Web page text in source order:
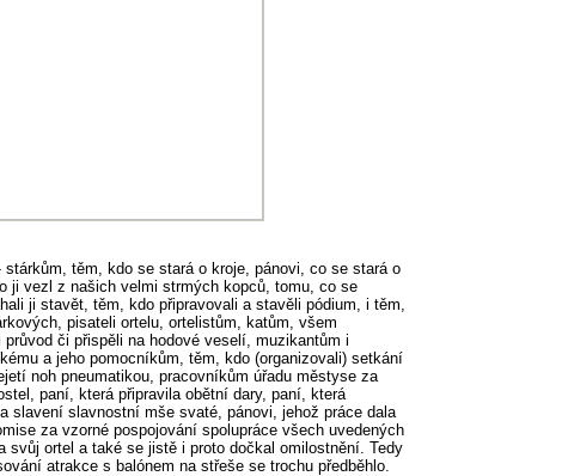
těm, kdo se stará o kroje, pánovi, co se stará o
ji vezl z našich velmi strmých kopců, tomu, co se
ji stavět, těm, kdo připravovali a stavěli pódium, i těm,
pisateli ortelu, ortelistům, katům, všem
či přispěli na hodové veselí, muzikantům i
a jeho pomocníkům, těm, kdo (organizovali) setkání
noh pneumatikou, pracovníkům úřadu městyse za
paní, která připravila obětní dary, paní, která
slavení slavnostní mše svaté, pánovi, jehož práce dala
za vzorné pospojování spolupráce všech uvedených
svůj ortel a také se jistě i proto dočkal omilostnění. Tedy
atrakce s balónem na střeše se trochu předběhlo.